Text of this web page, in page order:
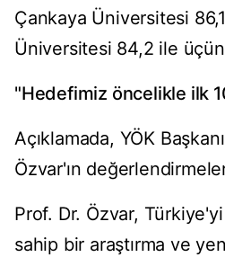
Çankaya Üniversitesi
Üniversitesi 84,2 ile
"Hedefimiz öncelikle ilk
Açıklamada, YÖK
Özvar'ın
Prof. Dr. Özvar,
sahip bir araştırma ve